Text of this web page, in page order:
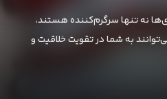
نه تنها سرگرم‌کننده هستند،
به شما در تقویت خلاقیت و